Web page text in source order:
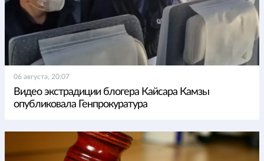
06 августа, 20:07
Видео экстрадиции блогера Кайсара Камзы
опубликовала Генпрокуратура